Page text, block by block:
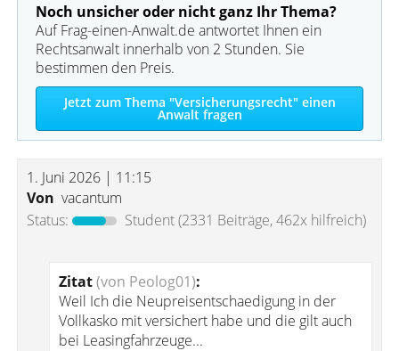
Noch unsicher oder nicht ganz Ihr Thema?
Auf Frag-einen-Anwalt.de antwortet Ihnen ein
Rechtsanwalt innerhalb von 2 Stunden. Sie
bestimmen den Preis.
Jetzt zum Thema "Versicherungsrecht" einen
Anwalt fragen
1. Juni 2026 | 11:15
Von vacantum
Status:
Student(2331 Beiträge, 462x hilfreich)
Zitat(von Peolog01):
Weil Ich die Neupreisentschaedigung in der
Vollkasko mit versichert habe und die gilt auch
bei Leasingfahrzeuge...